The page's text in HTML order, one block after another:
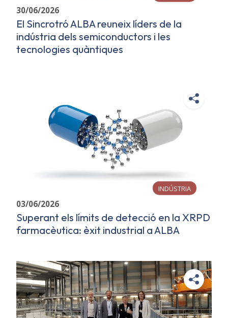
30/06/2026
El Sincrotró ALBA reuneix líders de la
indústria dels semiconductors i les
tecnologies quàntiques
INDÚSTRIA
03/06/2026
Superant els límits de detecció en la XRPD
farmacèutica: èxit industrial a ALBA